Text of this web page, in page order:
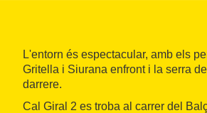
L'entorn és espectacular, amb els
Gritella i Siurana enfront i la serra
darrere.
Cal Giral 2 es troba al carrer del